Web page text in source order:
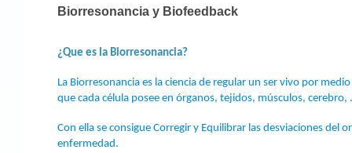
Biorresonancia y Biofeedback
¿Que es la Biorresonancia?
La Biorresonancia es la ciencia de regular un ser vivo por
que cada célula posee en órganos, tejidos, músculos, cerebro,
Con ella se consigue Corregir y Equilibrar las desviaciones del
enfermedad.